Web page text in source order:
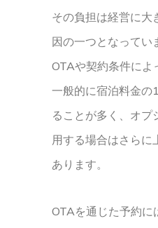
その負担は経営に大
因の一つとなってい
OTAや契約条件によ
一般的に宿泊料金
ることが多く、オプ
用する場合はさらに
あります。
OTAを通じた予約に